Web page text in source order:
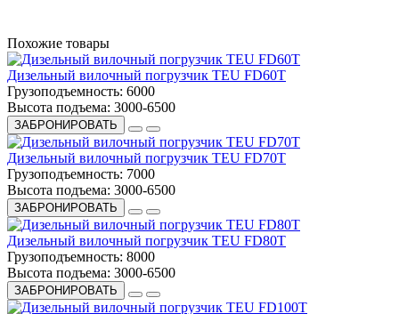
Похожие товары
Дизельный вилочный погрузчик TEU FD60T
Грузоподъемность: 6000
Высота подъема: 3000-6500
ЗАБРОНИРОВАТЬ
Дизельный вилочный погрузчик TEU FD70T
Грузоподъемность: 7000
Высота подъема: 3000-6500
ЗАБРОНИРОВАТЬ
Дизельный вилочный погрузчик TEU FD80T
Грузоподъемность: 8000
Высота подъема: 3000-6500
ЗАБРОНИРОВАТЬ